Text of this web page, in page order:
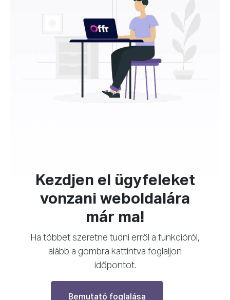
Kezdjen el ügyfeleket
vonzani weboldalára
már ma!
Ha többet szeretne tudni erről a funkcióról,
alább a gombra kattintva foglaljon
időpontot.
Bemutató foglalása